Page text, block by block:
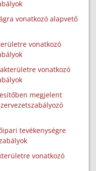
vonatkozó alapvető
vonatkozó
vonatkozó
megjelent
tevékenységre
vonatkozó